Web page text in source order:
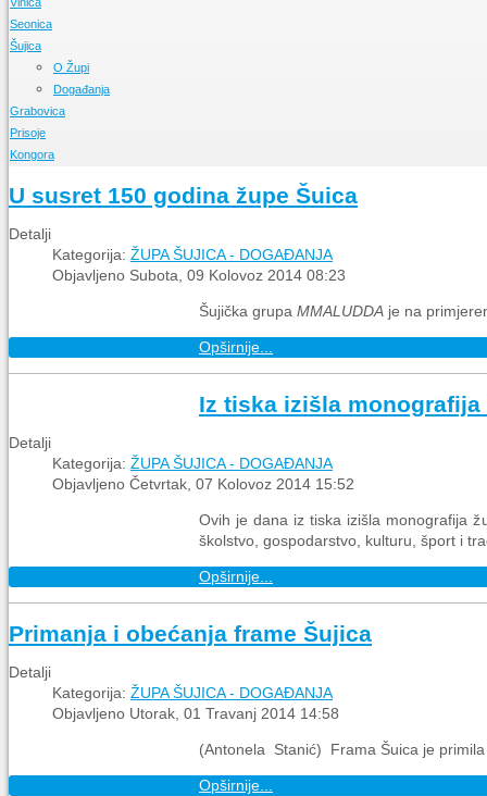
Seonica
Događanja
Šujica
O Župi
Događanja
Grabovica
Događanja
Prisoje
O Župi
Kongora
Događanja
U susret 150 godina župe Šuica
Detalji
Kategorija: ŽUPA ŠUJICA - DOGAĐANJA
Objavljeno Subota, 09 Kolovoz 2014 08:23
Šujička grupa MMALUDDA je na
Opširnije...
Iz tiska izišla monografija
Detalji
Kategorija: ŽUPA ŠUJICA - DOGAĐANJA
Objavljeno Četvrtak, 07 Kolovoz 2014 15:52
Ovih je dana iz tiska izišla monografija
školstvo, gospodarstvo, kulturu, šport i
Opširnije...
Primanja i obećanja frame Šujica
Detalji
Kategorija: ŽUPA ŠUJICA - DOGAĐANJA
Objavljeno Utorak, 01 Travanj 2014 14:58
(Antonela Stanić) Frama Šuica je
Opširnije...